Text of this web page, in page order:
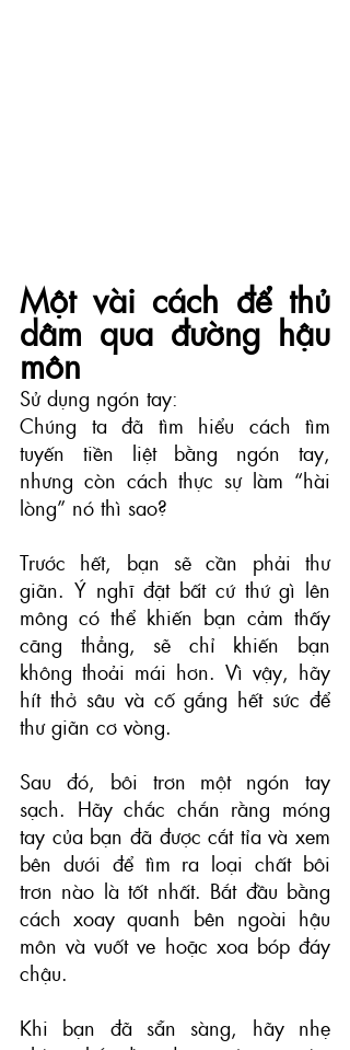
Một vài cách để thủ
dâm qua đường hậu
môn
Sử dụng ngón tay:
Chúng ta đã tìm hiểu cách tìm
tuyến tiền liệt bằng ngón tay,
nhưng còn cách thực sự làm “hài
lòng” nó thì sao?
Trước hết, bạn sẽ cần phải thư
giãn. Ý nghĩ đặt bất cứ thứ gì lên
mông có thể khiến bạn cảm thấy
căng thẳng, sẽ chỉ khiến bạn
không thoải mái hơn. Vì vậy, hãy
hít thở sâu và cố gắng hết sức để
thư giãn cơ vòng.
Sau đó, bôi trơn một ngón tay
sạch. Hãy chắc chắn rằng móng
tay của bạn đã được cắt tỉa và xem
bên dưới để tìm ra loại chất bôi
trơn nào là tốt nhất. Bắt đầu bằng
cách xoay quanh bên ngoài hậu
môn và vuốt ve hoặc xoa bóp đáy
chậu.
Khi bạn đã sẵn sàng, hãy nhẹ